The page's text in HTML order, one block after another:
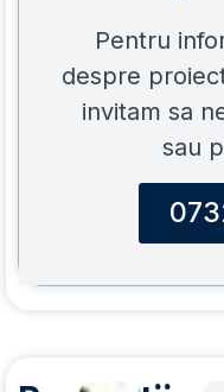
Pentru
despre
invitam sa
sau